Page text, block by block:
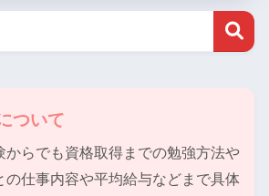
ついて
からでも資格取得までの勉強方法や
の仕事内容や平均給与などまで具体